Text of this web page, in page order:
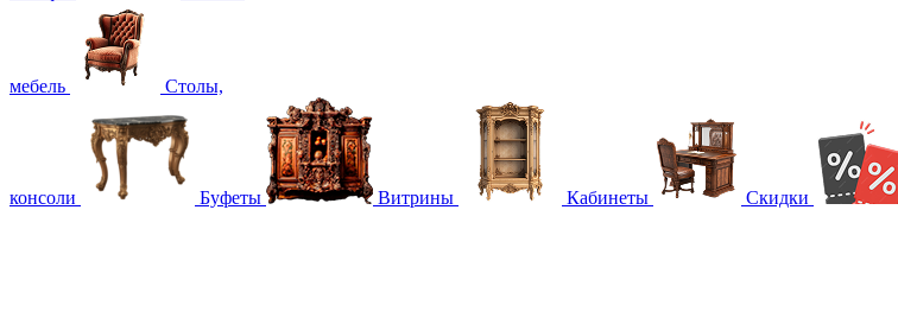
мебель Столы,
консоли Буфеты Витрины Кабинеты Скидки